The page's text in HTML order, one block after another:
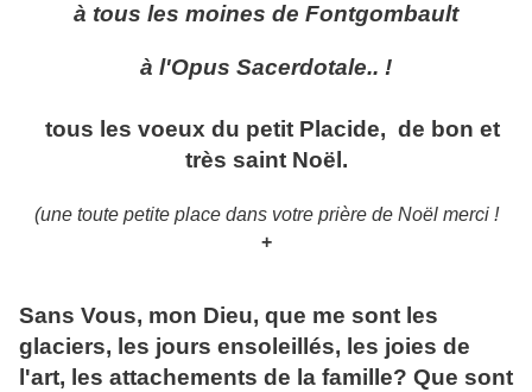
à tous les moines de Fontgombault
à l'Opus Sacerdotale.. !
tous les voeux du petit Placide, de bon et
très saint Noël.
(une toute petite place dans votre prière de Noël merci !
+
Sans Vous, mon Dieu, que me sont les
glaciers, les jours ensoleillés, les joies de
l'art, les attachements de la famille? Que sont